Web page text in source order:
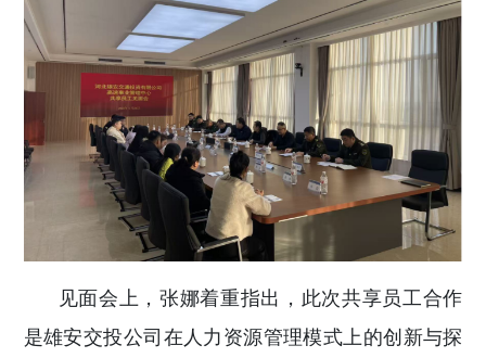
见面会上，张娜着重指出，此次共享员工合作
是雄安交投公司在人力资源管理模式上的创新与探